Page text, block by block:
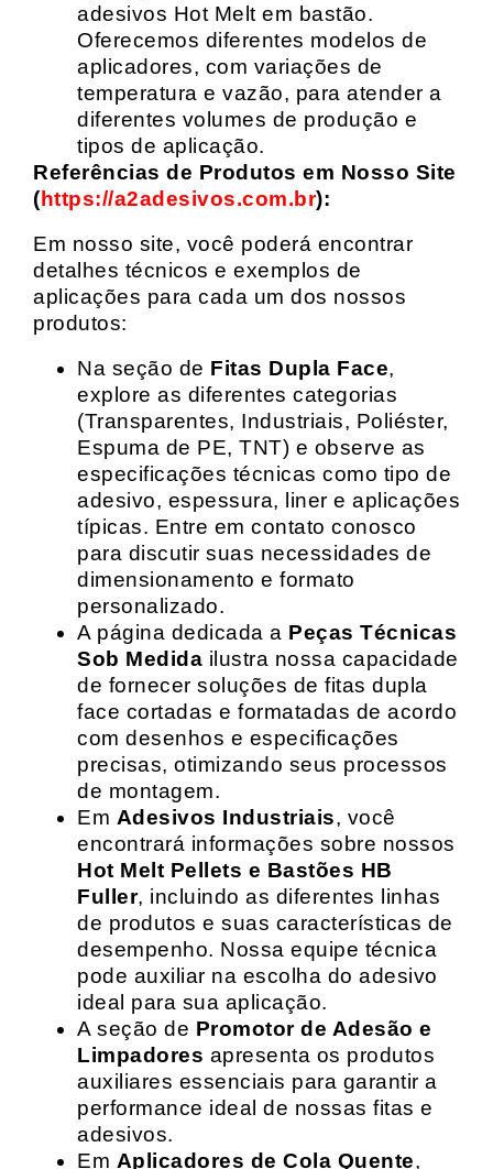
adesivos Hot Melt em bastão.
Oferecemos diferentes modelos de
aplicadores, com variações de
temperatura e vazão, para atender a
diferentes volumes de produção e
tipos de aplicação.
Referências de Produtos em Nosso Site
(https://a2adesivos.com.br):
Em nosso site, você poderá encontrar
detalhes técnicos e exemplos de
aplicações para cada um dos nossos
produtos:
Na seção de Fitas Dupla Face,
explore as diferentes categorias
(Transparentes, Industriais, Poliéster,
Espuma de PE, TNT) e observe as
especificações técnicas como tipo de
adesivo, espessura, liner e aplicações
típicas. Entre em contato conosco
para discutir suas necessidades de
dimensionamento e formato
personalizado.
A página dedicada a Peças Técnicas
Sob Medida ilustra nossa capacidade
de fornecer soluções de fitas dupla
face cortadas e formatadas de acordo
com desenhos e especificações
precisas, otimizando seus processos
de montagem.
Em Adesivos Industriais, você
encontrará informações sobre nossos
Hot Melt Pellets e Bastões HB
Fuller, incluindo as diferentes linhas
de produtos e suas características de
desempenho. Nossa equipe técnica
pode auxiliar na escolha do adesivo
ideal para sua aplicação.
A seção de Promotor de Adesão e
Limpadores apresenta os produtos
auxiliares essenciais para garantir a
performance ideal de nossas fitas e
adesivos.
Em Aplicadores de Cola Quente,